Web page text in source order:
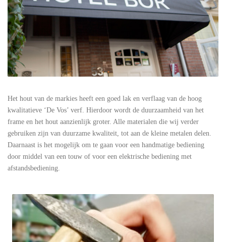
Het hout van de markies heeft een goed lak en verflaag van de hoog
kwalitatieve ‘De Vos’ verf. Hierdoor wordt de duurzaamheid van het
frame en het hout aanzienlijk groter. Alle materialen die wij verder
gebruiken zijn van duurzame kwaliteit, tot aan de kleine metalen delen.
Daarnaast is het mogelijk om te gaan voor een handmatige bediening
door middel van een touw of voor een elektrische bediening met
afstandsbediening.